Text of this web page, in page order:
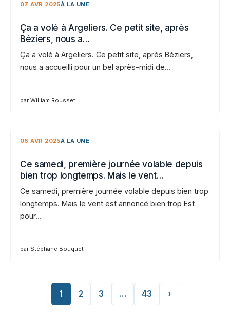
07 AVR 2025À LA UNE
Ça a volé à Argeliers. Ce petit site, après
Béziers, nous a…
Ça a volé à Argeliers. Ce petit site, après Béziers,
nous a accueilli pour un bel après-midi de…
par William Rousset
06 AVR 2025À LA UNE
Ce samedi, première journée volable depuis
bien trop longtemps. Mais le vent…
Ce samedi, première journée volable depuis bien trop
longtemps. Mais le vent est annoncé bien trop Est
pour…
par Stéphane Bouquet
1 2 3 … 43 ›